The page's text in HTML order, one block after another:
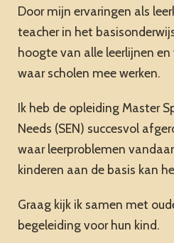
Door mijn ervaringen als
teacher in het
hoogte van alle leerlijnen
waar scholen mee werken.
Ik heb de opleiding Master
Needs (SEN) succesvol
waar leerproblemen
kinderen aan de basis kan
Graag kijk ik samen met
begeleiding voor hun kind.